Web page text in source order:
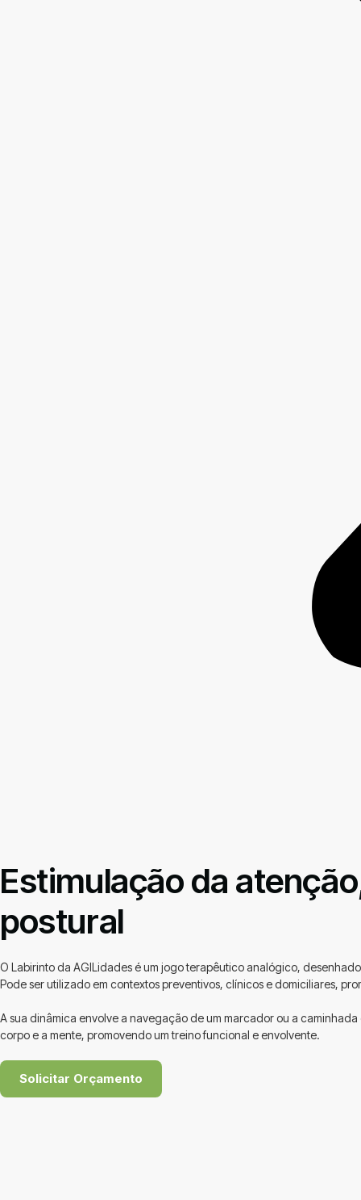
Estimulação da
postural
O Labirinto da AGILidades é um jogo terapêutico analógico,
Pode ser utilizado em contextos preventivos, clínicos e domiciliares,
A sua dinâmica envolve a navegação de um marcador ou a
corpo e a mente, promovendo um treino funcional e envolvente.
Solicitar Orçamento